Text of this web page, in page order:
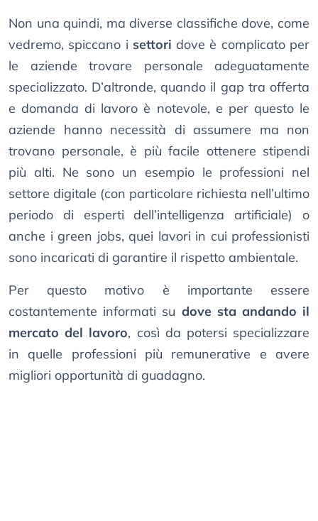
Non una quindi, ma diverse classifiche dove, come
vedremo, spiccano i settori dove è complicato per
le aziende trovare personale adeguatamente
specializzato. D’altronde, quando il gap tra offerta
e domanda di lavoro è notevole, e per questo le
aziende hanno necessità di assumere ma non
trovano personale, è più facile ottenere stipendi
più alti. Ne sono un esempio le professioni nel
settore digitale (con particolare richiesta nell’ultimo
periodo di esperti dell’intelligenza artificiale) o
anche i green jobs, quei lavori in cui professionisti
sono incaricati di garantire il rispetto ambientale.
Per questo motivo è importante essere
costantemente informati su dove sta andando il
mercato del lavoro, così da potersi specializzare
in quelle professioni più remunerative e avere
migliori opportunità di guadagno.